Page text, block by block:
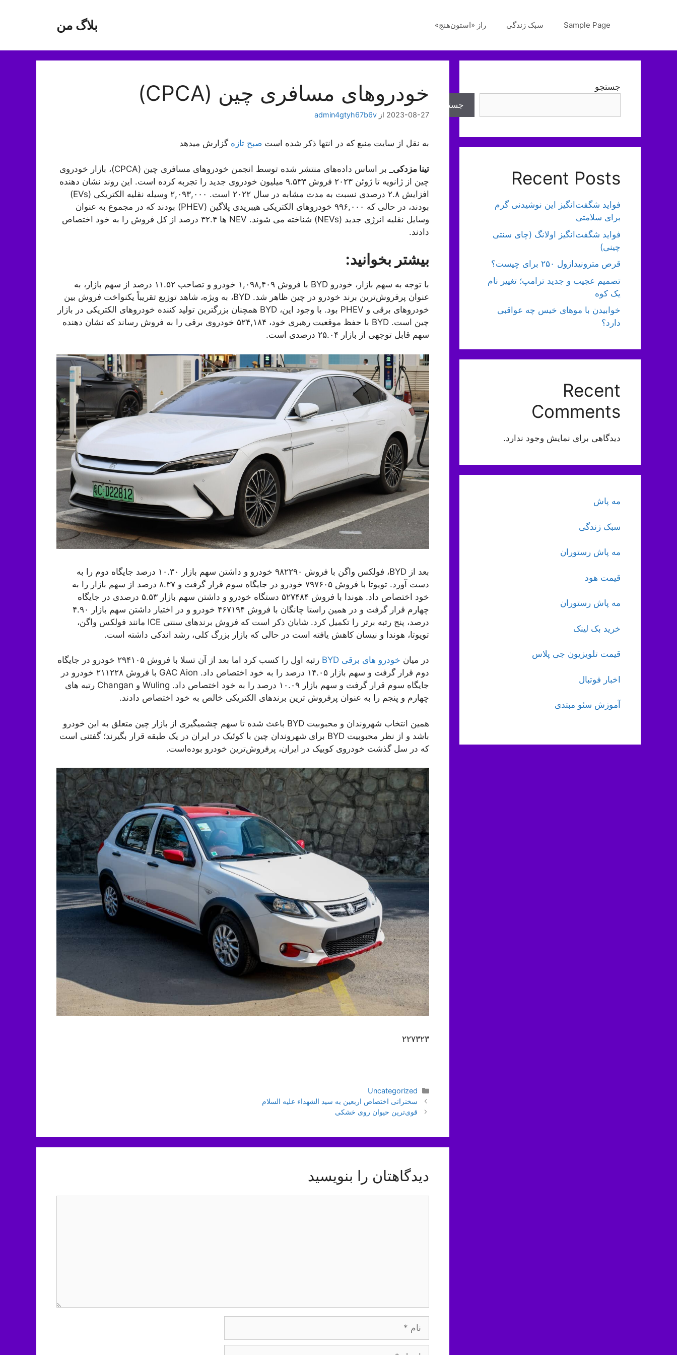
بلاگ من Sample Page سبک زندگی راز «استون‌هنج»
خودروهای مسافری چین (CPCA)
2023-08-27 از admin4gtyh67b6v
به نقل از سایت منبع که در انتها ذکر شده است صبح تازه گزارش میدهد
تینا مزدکی_
بر اساس داده‌های منتشر شده توسط انجمن خودروهای مسافری چین (CPCA)، بازار خودروی
چین از ژانویه تا ژوئن ۲۰۲۳ فروش ۹.۵۳۳ میلیون خودروی جدید را تجربه کرده است. این روند نشان دهنده
افزایش ۲.۸ درصدی نسبت به مدت مشابه در سال ۲۰۲۲ است. ۲,۰۹۳,۰۰۰ وسیله نقلیه الکتریکی (EVs)
بودند، در حالی که ۹۹۶,۰۰۰ خودروهای الکتریکی هیبریدی پلاگین (PHEV) بودند که در مجموع به عنوان
وسایل نقلیه انرژی جدید (NEVs) شناخته می شوند. NEV ها ۳۲.۴ درصد از کل فروش را به خود اختصاص
دادند.
بیشتر بخوانید:
با توجه به سهم بازار، خودرو BYD با فروش ۱,۰۹۸,۴۰۹ خودرو و تصاحب ۱۱.۵۲ درصد از سهم بازار، به
عنوان پرفروش‌ترین برند خودرو در چین ظاهر شد. BYD، به ویژه، شاهد توزیع تقریباً یکنواخت فروش بین
خودروهای برقی و PHEV بود. با وجود این، BYD همچنان بزرگترین تولید کننده خودروهای الکتریکی در بازار
چین است. BYD با حفظ موقعیت رهبری خود، ۵۲۴,۱۸۴ خودروی برقی را به فروش رساند که نشان دهنده
سهم قابل توجهی از بازار ۲۵.۰۴ درصدی است.
بعد از BYD، فولکس واگن با فروش ۹۸۲۲۹۰ خودرو و داشتن سهم بازار ۱۰.۳۰ درصد جایگاه دوم را به
دست آورد. تویوتا با فروش ۷۹۷۶۰۵ خودرو در جایگاه سوم قرار گرفت و ۸.۳۷ درصد از سهم بازار را به
خود اختصاص داد. هوندا با فروش ۵۲۷۴۸۴ دستگاه خودرو و داشتن سهم بازار ۵.۵۳ درصدی در جایگاه
چهارم قرار گرفت و در همین راستا چانگان با فروش ۴۶۷۱۹۴ خودرو و در اختیار داشتن سهم بازار ۴.۹۰
درصد، پنج رتبه برتر را تکمیل کرد. شایان ذکر است که فروش برندهای سنتی ICE مانند فولکس واگن،
تویوتا، هوندا و نیسان کاهش یافته است در حالی که بازار بزرگ کلی، رشد اندکی داشته است.
در میان خودرو های برقی BYD
رتبه اول را کسب کرد اما بعد از آن تسلا با فروش ۲۹۴۱۰۵ خودرو در جایگاه
دوم قرار گرفت و سهم بازار ۱۴.۰۵ درصد را به خود اختصاص داد. GAC Aion با فروش ۲۱۱۲۲۸ خودرو در
جایگاه سوم قرار گرفت و سهم بازار ۱۰.۰۹ درصد را به خود اختصاص داد. Wuling و Changan رتبه های
چهارم و پنجم را به عنوان پرفروش ترین برندهای الکتریکی خالص به خود اختصاص دادند.
همین انتخاب شهروندان و محبوبیت BYD باعث شده تا سهم چشمیگیری از بازار چین متعلق به این خودرو
باشد و از نظر محبوبیت BYD برای شهروندان چین با کوئیک در ایران در یک طبقه قرار بگیرند؛ گفتنی است
که در سل گذشت خودروی کوییک در ایران، پرفروش‌ترین خودرو بوده‌است.
۲۲۷۳۲۳
دسته‌ها
Uncategorized
ناوبری
نوشته‌ها
سخنرانی اختصاص اربعین به سید الشهداء علیه السلام
قوی‌ترین حیوان روی خشکی
دیدگاهتان را بنویسید
ایمیل
جستجو
جستجو
Recent Posts
فواید شگفت‌انگیز این نوشیدنی گرم
برای سلامتی
فواید شگفت‌انگیز اولانگ (چای سنتی
چینی)
قرص مترونیدازول ۲۵۰ برای چیست؟
تصمیم عجیب و جدید ترامپ؛ تغییر نام
یک کوه
خوابیدن با موهای خیس چه عواقبی
دارد؟
Recent
Comments
دیدگاهی برای نمایش وجود ندارد.
مه پاش
سبک زندگی
مه پاش رستوران
قیمت هود
مه پاش رستوران
خرید بک لینک
قیمت تلویزیون جی پلاس
اخبار فوتبال
آموزش سئو مبتدی